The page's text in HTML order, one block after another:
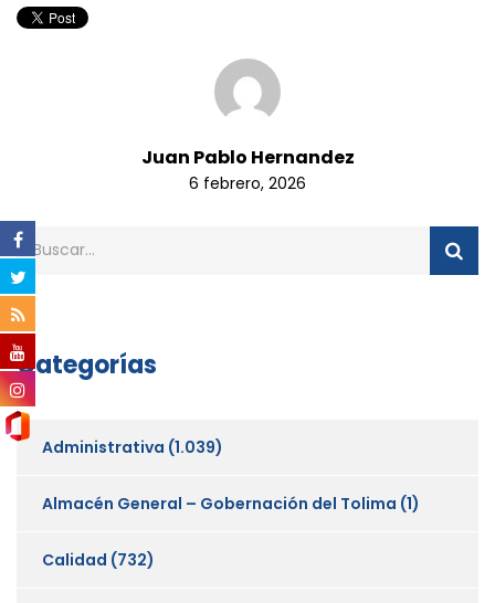
Juan Pablo Hernandez
6 febrero, 2026
Categorías
Administrativa (1.039)
Almacén General – Gobernación del Tolima (1)
Calidad (732)